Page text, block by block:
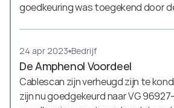
goedkeuring was toegekend door
Elektrotechnik, Elektronik und
24 apr 2023 Bedrijf
De Amphenol Voordeel
Cablescan zijn verheugd zijn te
zijn nu goedgekeurd naar VG